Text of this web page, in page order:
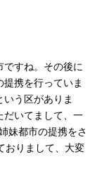
すね。その後に
携を行っていま
う区がありま
だいてまして、一
妹都市の提携をさ
おりまして、大変